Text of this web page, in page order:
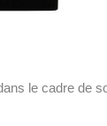
le cadre de